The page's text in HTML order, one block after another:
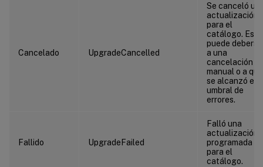
Cancelado UpgradeCancelled
Se canceló
actualización
para el
catálogo. Esto
puede deberse
a una
cancelación
manual o a que
se alcanzó el
umbral de
errores.
Fallido UpgradeFailed
Falló una
actualización
programada
para el
catálogo.